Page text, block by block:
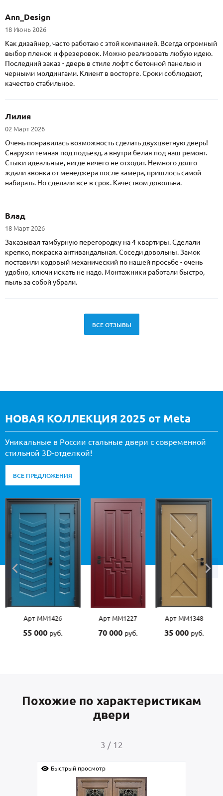
Ann_Design
18 Июнь 2026
Как дизайнер, часто работаю с этой компанией. Всегда огромный
выбор пленок и фрезеровок. Можно реализовать любую идею.
Последний заказ - дверь в стиле лофт с бетонной панелью и
черными молдингами. Клиент в восторге. Сроки соблюдают,
качество стабильное.
Лилия
02 Март 2026
Очень понравилась возможность сделать двухцветную дверь!
Снаружи темная под подъезд, а внутри белая под наш ремонт.
Стыки идеальные, нигде ничего не отходит. Немного долго
ждали звонка от менеджера после замера, пришлось самой
набирать. Но сделали все в срок. Качеством довольна.
Влад
18 Март 2026
Заказывал тамбурную перегородку на 4 квартиры. Сделали
крепко, покраска антивандальная. Соседи довольны. Замок
поставили кодовый механический по нашей просьбе - очень
удобно, ключи искать не надо. Монтажники работали быстро,
пыль за собой убрали.
ВСЕ ОТЗЫВЫ
НОВАЯ КОЛЛЕКЦИЯ 2025 от Meta
Уникальные в России стальные двери с современной
стильной 3D-отделкой!
ВСЕ ПРЕДЛОЖЕНИЯ
Арт-ММ1227
70 000руб.
Арт-ММ1348
35 000руб.
Арт-ММ1507
55 000руб.
Похожие по характеристикам
двери
4 / 12
Быстрый просмотр